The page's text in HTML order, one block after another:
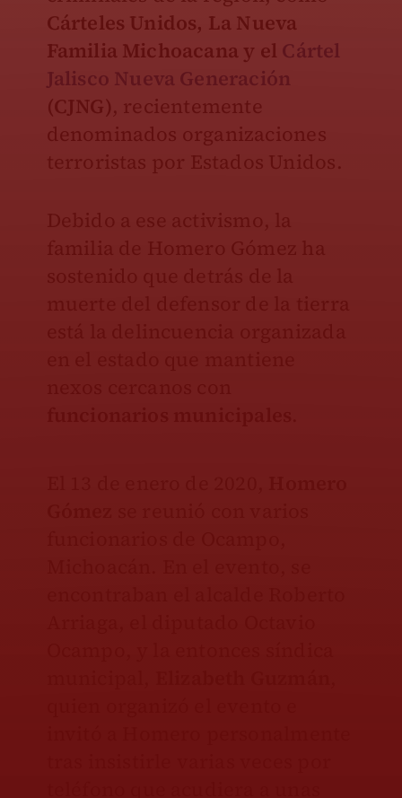
Cárteles Unidos, La Nueva
Familia Michoacana y el Cártel
Jalisco Nueva Generación
(CJNG), recientemente
denominados organizaciones
terroristas por Estados Unidos.